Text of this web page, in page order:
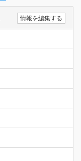
情報を編集する